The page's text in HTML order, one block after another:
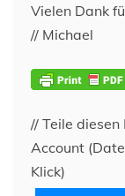
Vielen Dank
// Michael
// Teile
Account
Klick)